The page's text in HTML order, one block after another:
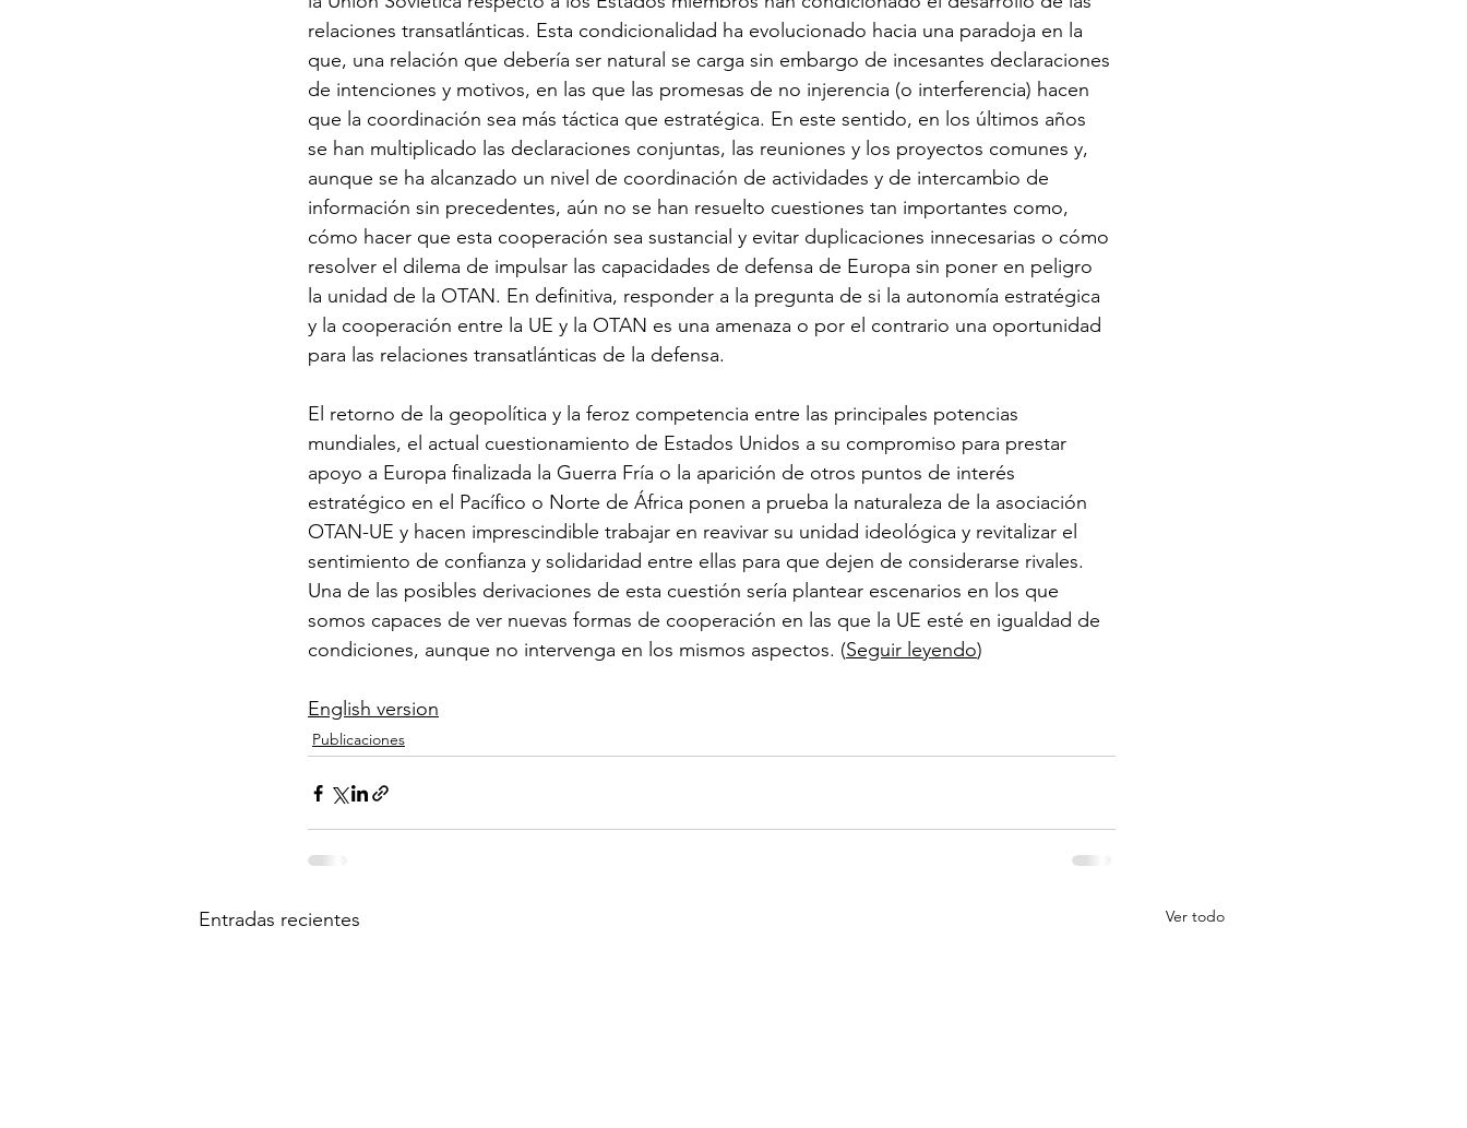
relaciones transatlánticas. Esta condicionalidad ha evolucionado hacia una paradoja en la
que, una relación que debería ser natural se carga sin embargo de incesantes declaraciones
de intenciones y motivos, en las que las promesas de no injerencia (o interferencia) hacen
que la coordinación sea más táctica que estratégica. En este sentido, en los últimos años
se han multiplicado las declaraciones conjuntas, las reuniones y los proyectos comunes y,
aunque se ha alcanzado un nivel de coordinación de actividades y de intercambio de
información sin precedentes, aún no se han resuelto cuestiones tan importantes como,
cómo hacer que esta cooperación sea sustancial y evitar duplicaciones innecesarias o cómo
resolver el dilema de impulsar las capacidades de defensa de Europa sin poner en peligro
la unidad de la OTAN. En definitiva, responder a la pregunta de si la autonomía estratégica
y la cooperación entre la UE y la OTAN es una amenaza o por el contrario una oportunidad
para las relaciones transatlánticas de la defensa.
El retorno de la geopolítica y la feroz competencia entre las principales potencias
mundiales, el actual cuestionamiento de Estados Unidos a su compromiso para prestar
apoyo a Europa finalizada la Guerra Fría o la aparición de otros puntos de interés
estratégico en el Pacífico o Norte de África ponen a prueba la naturaleza de la asociación
OTAN-UE y hacen imprescindible trabajar en reavivar su unidad ideológica y revitalizar el
sentimiento de confianza y solidaridad entre ellas para que dejen de considerarse rivales.
Una de las posibles derivaciones de esta cuestión sería plantear escenarios en los que
somos capaces de ver nuevas formas de cooperación en las que la UE esté en igualdad de
condiciones, aunque no intervenga en los mismos aspectos. (Seguir leyendo)
English version
Publicaciones
Entradas recientes Ver todo